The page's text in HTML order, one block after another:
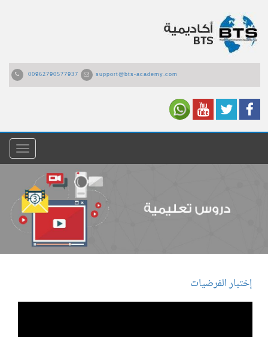
00962790577937 support@bts-academy.com
القائمة
إختبار الفرضيات